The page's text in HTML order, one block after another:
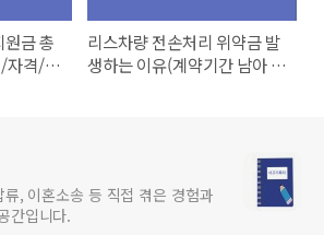
금 총
자격/금
리스차량 전손처리 위약금 발
생하는 이유(계약기간 남아 있
, 이혼소송 등 직접 겪은 경험과
간입니다.